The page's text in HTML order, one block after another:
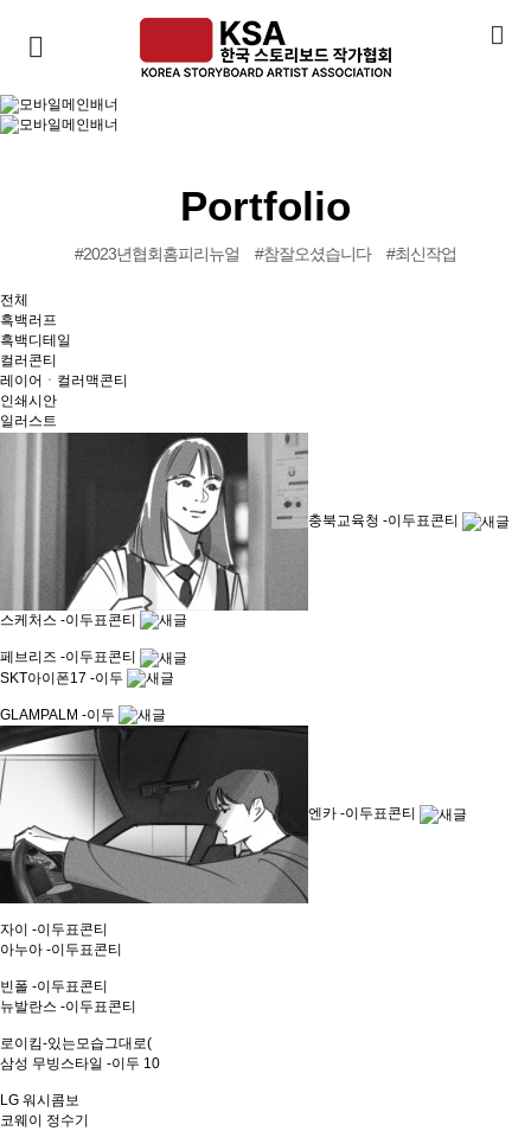
Portfolio
#2023년협회홈피리뉴얼 #참잘오셨습니다 #최신작업
전체
흑백러프
흑백디테일
컬러콘티
레이어ㆍ컬러맥콘티
인쇄시안
일러스트
충북교육청 -이두표콘티
스케처스 -이두표콘티
페브리즈 -이두표콘티
SKT아이폰17 -이두
GLAMPALM -이두
엔카 -이두표콘티
자이 -이두표콘티
아누아 -이두표콘티
빈폴 -이두표콘티
뉴발란스 -이두표콘티
로이킴-있는모습그대로(
삼성 무빙스타일 -이두 10
LG 워시콤보
코웨이 정수기